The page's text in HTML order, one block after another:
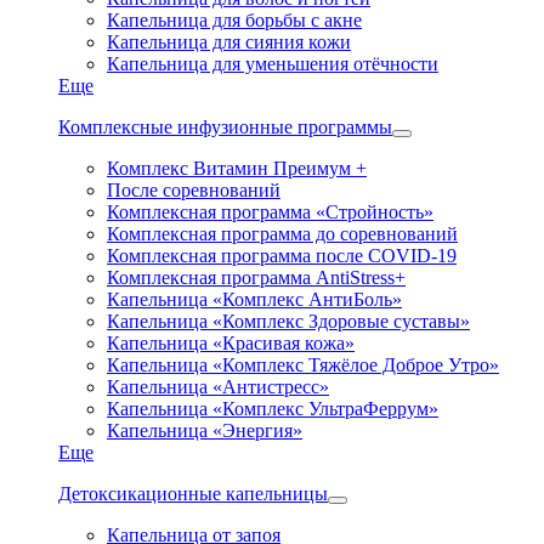
Капельница для борьбы с акне
Капельница для сияния кожи
Капельница для уменьшения отёчности
Еще
Комплексные инфузионные программы
Комплекс Витамин Преимум +
После соревнований
Комплексная программа «Стройность»
Комплексная программа до соревнований
Комплексная программа после COVID-19
Комплексная программа AntiStress+
Капельница «Комплекс АнтиБоль»
Капельница «Комплекс Здоровые суставы»
Капельница «Красивая кожа»
Капельница «Комплекс Тяжёлое Доброе Утро»
Капельница «Антистресс»
Капельница «Комплекс УльтраФеррум»
Капельница «Энергия»
Еще
Детоксикационные капельницы
Капельница от запоя